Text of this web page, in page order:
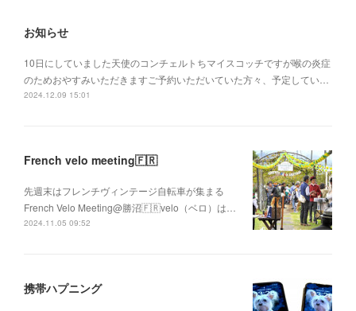
お知らせ
10日にしていました天使のコンチェルトちマイスコッチですが喉の炎症
のためおやすみいただきますご予約いただいていた方々、予定してい…
2024.12.09 15:01
French velo meeting🇫🇷
先週末はフレンチヴィンテージ自転車が集まる
French Velo Meeting@勝沼🇫🇷velo（ベロ）は…
2024.11.05 09:52
携帯ハプニング